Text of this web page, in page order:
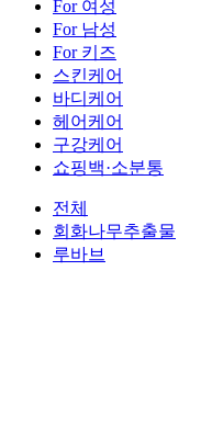
For 여성
For 남성
For 키즈
스킨케어
바디케어
헤어케어
구강케어
쇼핑백·소분통
전체
회화나무추출물
루바브